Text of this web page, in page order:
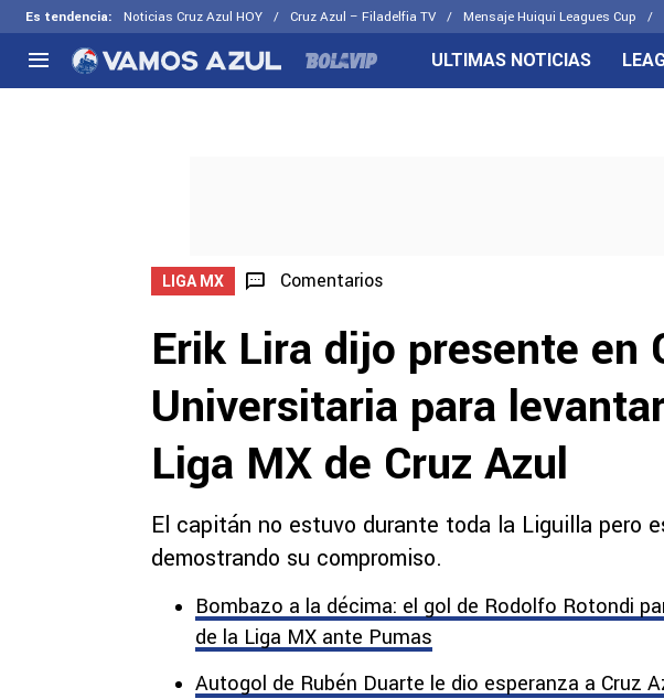
Es tendencia: Noticias Cruz Azul HOY Cruz Azul – Filadelfia TV Mensaje Huiqui Leagues Cup
Selección Mexicana
ULTIMAS NOTICIAS
LIGA MX Comentarios
Erik Lira dijo presente en
Universitaria para
Liga MX de Cruz Azul
El capitán no estuvo durante toda la Liguilla pero
demostrando su compromiso.
Bombazo a la décima: el gol de Rodolfo Rotondi
de la Liga MX ante Pumas
Autogol de Rubén Duarte le dio esperanza a Cruz